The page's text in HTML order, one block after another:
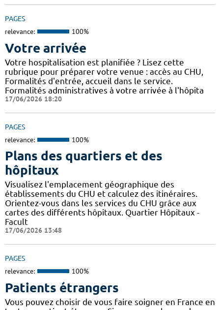
PAGES
relevance: 100%
Votre arrivée
Votre hospitalisation est planifiée ? Lisez cette
rubrique pour préparer votre venue : accès au CHU,
Formalités d'entrée, accueil dans le service.
Formalités administratives à votre arrivée à l'hôpita
17/06/2026 18:20
PAGES
relevance: 100%
Plans des quartiers et des
hôpitaux
Visualisez l'emplacement géographique des
établissements du CHU et calculez des itinéraires.
Orientez-vous dans les services du CHU grâce aux
cartes des différents hôpitaux. Quartier Hôpitaux -
Facult
17/06/2026 13:48
PAGES
relevance: 100%
Patients étrangers
Vous pouvez choisir de vous faire soigner en France en